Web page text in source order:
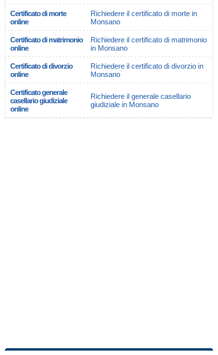
Certificato di morte
online
Richiedere il certificato di morte in
Monsano
Certificato di matrimonio
online
Richiedere il certificato di matrimonio
in Monsano
Certificato di divorzio
online
Richiedere il certificato di divorzio in
Monsano
Certificato generale
casellario giudiziale
online
Richiedere il generale casellario
giudiziale in Monsano